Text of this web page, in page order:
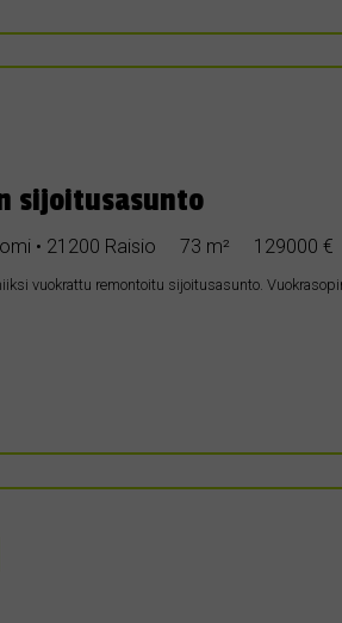
sijoitusasunto
• 21200 Raisio 73 m² 129000 €
vuokrattu remontoitu sijoitusasunto.